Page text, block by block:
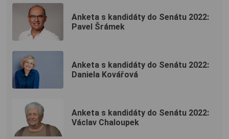
Anketa s kandidáty do Senátu 2022:
Pavel Šrámek
Anketa s kandidáty do Senátu 2022:
Daniela Kovářová
Anketa s kandidáty do Senátu 2022:
Václav Chaloupek